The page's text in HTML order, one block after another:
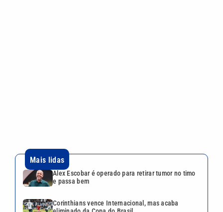
nesta quinta; veja o resultado
Lei aprova punição a deepfakes e endurece
combate à violência sexual infantil na internet